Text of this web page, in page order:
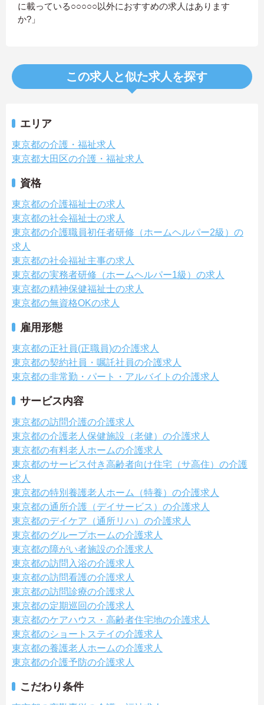
に載っている○○○○○以外におすすめの求人はあります
か?」
この求人と似た求人を探す
エリア
東京都の介護・福祉求人
東京都大田区の介護・福祉求人
資格
東京都の介護福祉士の求人
東京都の社会福祉士の求人
東京都の介護職員初任者研修（ホームヘルパー2級）の
求人
東京都の社会福祉主事の求人
東京都の実務者研修（ホームヘルパー1級）の求人
東京都の精神保健福祉士の求人
東京都の無資格OKの求人
雇用形態
東京都の正社員(正職員)の介護求人
東京都の契約社員・嘱託社員の介護求人
東京都の非常勤・パート・アルバイトの介護求人
サービス内容
東京都の訪問介護の介護求人
東京都の介護老人保健施設（老健）の介護求人
東京都の有料老人ホームの介護求人
東京都のサービス付き高齢者向け住宅（サ高住）の介護
求人
東京都の特別養護老人ホーム（特養）の介護求人
東京都の通所介護（デイサービス）の介護求人
東京都のデイケア（通所リハ）の介護求人
東京都のグループホームの介護求人
東京都の障がい者施設の介護求人
東京都の訪問入浴の介護求人
東京都の訪問看護の介護求人
東京都の訪問診療の介護求人
東京都の定期巡回の介護求人
東京都のケアハウス・高齢者住宅地の介護求人
東京都のショートステイの介護求人
東京都の養護老人ホームの介護求人
東京都の介護予防の介護求人
こだわり条件